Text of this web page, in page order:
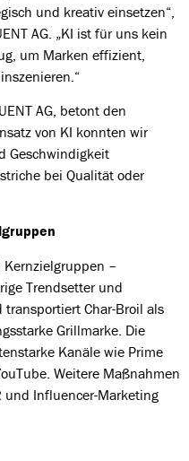
und kreativ einsetzen“,
AG. „KI ist für uns kein
um Marken effizient,
AG, betont den
von KI konnten wir
Geschwindigkeit
bei Qualität oder
Kernzielgruppen –
Trendsetter und
Char-Broil als
Grillmarke. Die
Kanäle wie Prime
Weitere Maßnahmen
und Influencer-Marketing